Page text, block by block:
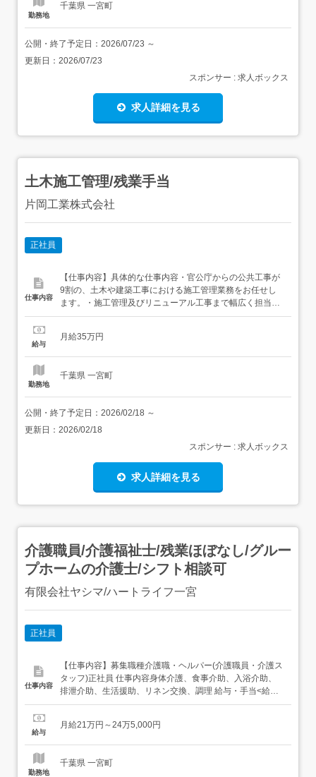
勤務地
千葉県 一宮町
公開・終了予定日： 2026/07/23 ～
更新日： 2026/07/23
スポンサー : 求人ボックス
求人詳細を見る
土木施工管理/残業手当
片岡工業株式会社
正社員
仕事内容
【仕事内容】具体的な仕事内容・官公庁からの公共工事が
9割の、土木や建築工事における施工管理業務をお任せし
ます。・施工管理及びリニューアル工事まで幅広く担当・
建築工事・教育、公共施設・共同住宅・オフィスビル、工
級土木施工管理技士普通一種<歓迎資格>一級建築士二級建
給与
月給35万円
勤務地
千葉県 一宮町
公開・終了予定日： 2026/02/18 ～
更新日： 2026/02/18
スポンサー : 求人ボックス
求人詳細を見る
介護職員/介護福祉士/残業ほぼなし/グルー
プホームの介護士/シフト相談可
有限会社ヤシマ/ハートライフ一宮
正社員
仕事内容
【仕事内容】募集職種介護職・ヘルパー(介護職員・介護ス
タッフ)正社員 仕事内容身体介護、食事介助、入浴介助、
排泄介助、生活援助、リネン交換、調理 給与・手当<給与>
月給210,000〜245,000円<基本給>153,000円<手当>住宅
額:3,000円特別手当:10,000〜20,000円奨励手当:4...
給与
月給21万円～24万5,000円
勤務地
千葉県 一宮町